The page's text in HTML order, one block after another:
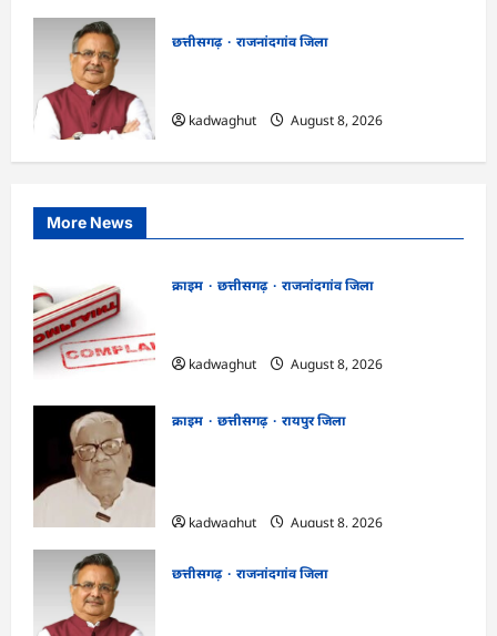
छत्तीसगढ़
राजनांदगांव जिला
kadwaghut
August 8, 2026
More News
क्राइम छत्तीसगढ़
राजनांदगांव जिला
kadwaghut
August 8, 2026
क्राइम छत्तीसगढ़
रायपुर जिला
kadwaghut
August 8, 2026
छत्तीसगढ़
राजनांदगांव जिला